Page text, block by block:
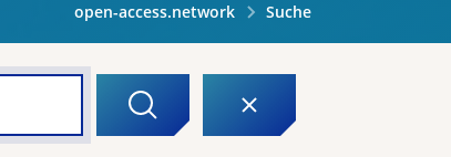
open-access.network Suche